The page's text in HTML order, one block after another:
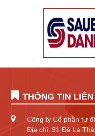
THÔNG TIN
Công ty Cổ phần tự
Địa chỉ: 91 Đê La